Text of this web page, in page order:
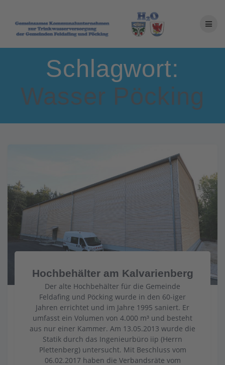
springen
Schlagwort:
Wasser Pöcking
Hochbehälter am Kalvarienberg
Der alte Hochbehälter für die Gemeinde
Feldafing und Pöcking wurde in den 60-iger
Jahren errichtet und im Jahre 1995 saniert. Er
umfasst ein Volumen von 4.000 m³ und besteht
aus nur einer Kammer. Am 13.05.2013 wurde die
Statik durch das Ingenieurbüro iip (Herrn
Plettenberg) untersucht. Mit Beschluss vom
06.02.2017 haben die Verbandsräte vom